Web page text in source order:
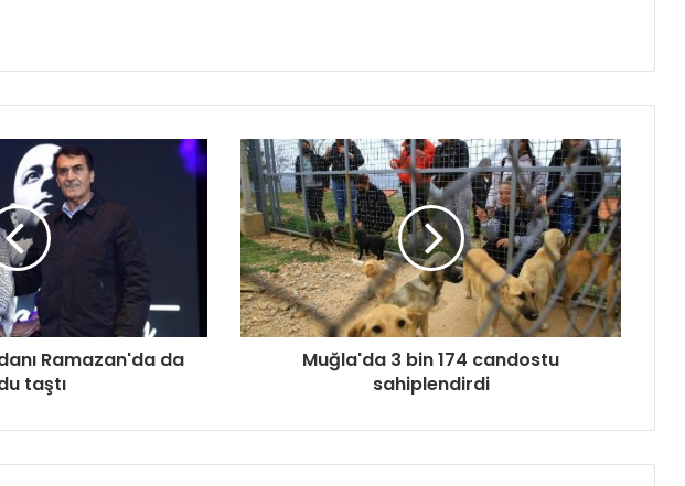
Ramazan'da da
taştı
Muğla'da 3 bin 174 candostu
sahiplendirdi